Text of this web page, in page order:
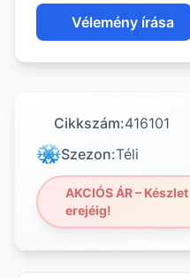
Vélemény írása
Cikkszám:416101
Szezon:Téli
AKCIÓS ÁR – Készlet
erejéig!